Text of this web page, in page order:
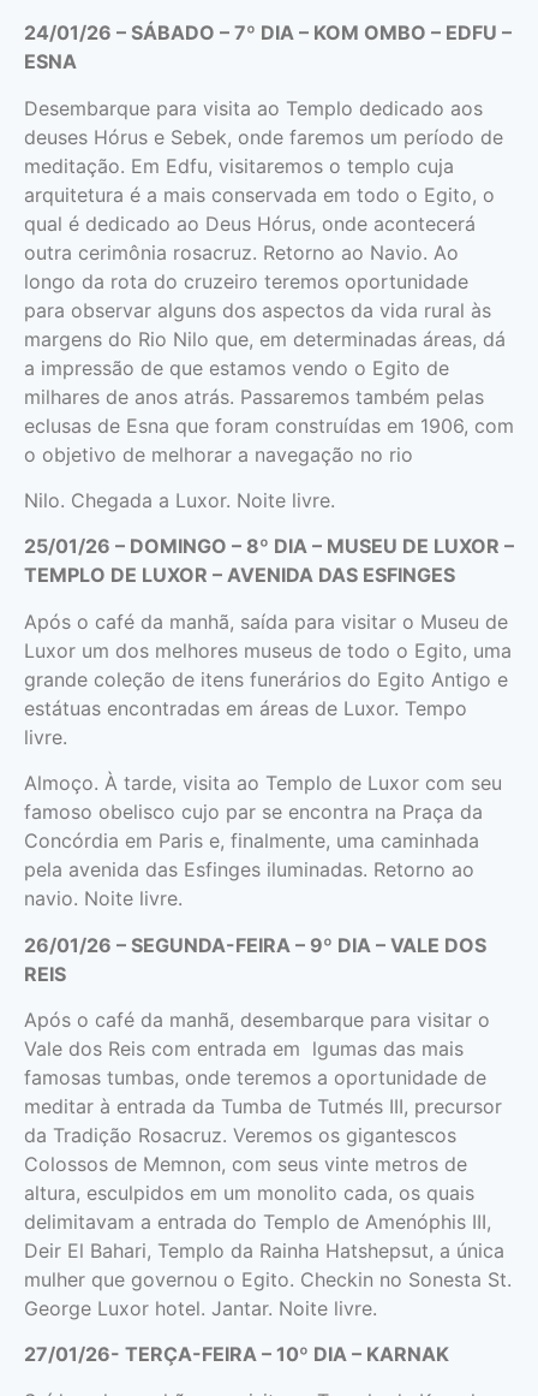
24/01/26 – SÁBADO – 7º DIA – KOM OMBО – EDFU –
ESNA
Desembarque para visita ao Templo dedicado aos
deuses Hórus e Sebek, onde faremos um período de
meditação. Em Edfu, visitaremos o templo cuja
arquitetura é a mais conservada em todo o Egito, o
qual é dedicado ao Deus Hórus, onde acontecerá
outra cerimônia rosacruz. Retorno ao Navio. Ao
longo da rota do cruzeiro teremos oportunidade
para observar alguns dos aspectos da vida rural às
margens do Rio Nilo que, em determinadas áreas, dá
a impressão de que estamos vendo o Egito de
milhares de anos atrás. Passaremos também pelas
eclusas de Esna que foram construídas em 1906, com
o objetivo de melhorar a navegação no rio
Nilo. Chegada a Luxor. Noite livre.
25/01/26 – DOMINGO – 8º DIA – MUSEU DE LUXOR –
TEMPLO DE LUXOR – AVENIDA DAS ESFINGES
Após o café da manhã, saída para visitar o Museu de
Luxor um dos melhores museus de todo o Egito, uma
grande coleção de itens funerários do Egito Antigo e
estátuas encontradas em áreas de Luxor. Tempo
livre.
Almoço. À tarde, visita ao Templo de Luxor com seu
famoso obelisco cujo par se encontra na Praça da
Concórdia em Paris e, finalmente, uma caminhada
pela avenida das Esfinges iluminadas. Retorno ao
navio. Noite livre.
26/01/26 – SEGUNDA-FEIRA – 9º DIA – VALE DOS
REIS
Após o café da manhã, desembarque para visitar o
Vale dos Reis com entrada em lgumas das mais
famosas tumbas, onde teremos a oportunidade de
meditar à entrada da Tumba de Tutmés III, precursor
da Tradição Rosacruz. Veremos os gigantescos
Colossos de Memnon, com seus vinte metros de
altura, esculpidos em um monolito cada, os quais
delimitavam a entrada do Templo de Amenóphis III,
Deir El Bahari, Templo da Rainha Hatshepsut, a única
mulher que governou o Egito. Checkin no Sonesta St.
George Luxor hotel. Jantar. Noite livre.
27/01/26- TERÇA-FEIRA – 10º DIA – KARNAK